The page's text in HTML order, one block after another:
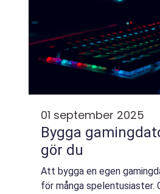
01 september 2025
Bygga
gör du
Att bygga en egen
för många spelentusiaster.